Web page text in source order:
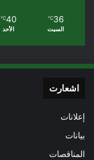
36
℃
السبت
40
℃
الأحد
اشعارت
إعلانات
بيانات
المناقصات